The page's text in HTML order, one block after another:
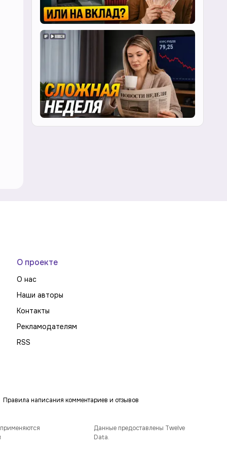
О проекте
О нас
Наши авторы
Контакты
Рекламодателям
RSS
Правила написания комментариев и отзывов
Данные предоставлены Twelve
Data.